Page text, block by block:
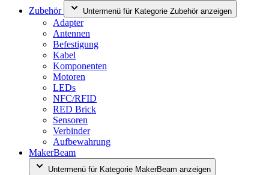
Zubehör
Untermenü für Kategorie Zubehör anzeigen
Adapter
Antennen
Befestigung
Kabel
Komponenten
Motoren
LEDs
NFC/RFID
RED Brick
Sensoren
Verbinder
Aufbewahrung
MakerBeam
Untermenü für Kategorie MakerBeam anzeigen